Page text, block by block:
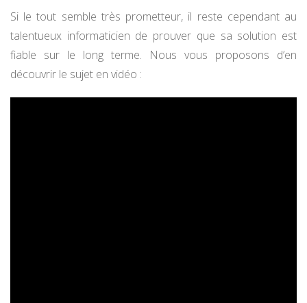
Si le tout semble très prometteur, il reste cependant au
talentueux informaticien de prouver que sa solution est
fiable sur le long terme. Nous vous proposons d’en
découvrir le sujet en vidéo :